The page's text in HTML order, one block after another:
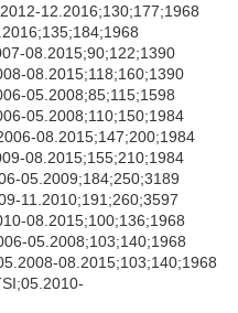
12.2016;130;177;1968
08.2015;90;122;1390
08.2015;118;160;1390
05.2008;85;115;1598
05.2008;110;150;1984
08.2015;147;200;1984
08.2015;155;210;1984
05.2009;184;250;3189
11.2010;191;260;3597
08.2015;100;136;1968
05.2008;103;140;1968
08.2015;103;140;1968